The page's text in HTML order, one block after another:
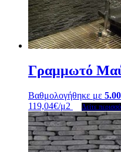
Γραμμωτό
Βαθμολογήθηκε με 5.00
119,04€/μ2 Δείτε